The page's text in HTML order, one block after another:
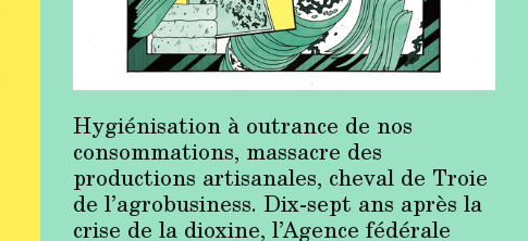
Hygiénisation à outrance de nos
consommations, massacre des
productions artisanales, cheval de Troie
de l’agrobusiness. Dix-sept ans après la
crise de la dioxine, l’Agence fédérale